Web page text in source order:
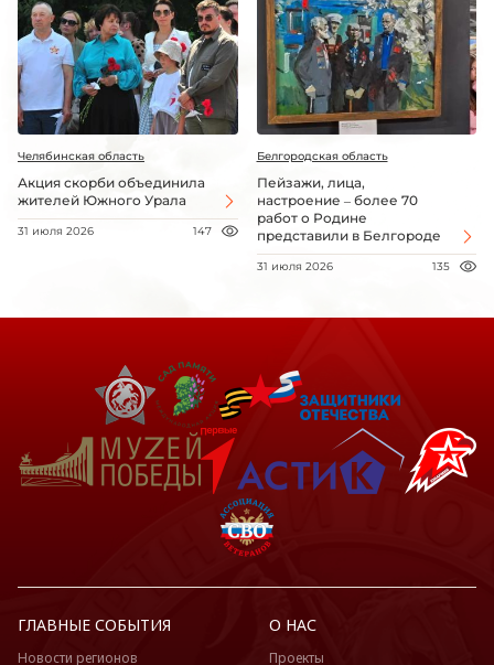
Челябинская область
Акция скорби объединила
жителей Южного Урала
31 июля 2026 147
Белгородская область
Пейзажи, лица,
настроение – более 70
работ о Родине
представили в Белгороде
31 июля 2026 135
ГЛАВНЫЕ СОБЫТИЯ
Новости регионов
О НАС
Проекты